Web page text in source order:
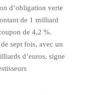
d’obligation verte
de 1 milliard
de 4,2 %.
sept fois, avec un
d’euros, signe